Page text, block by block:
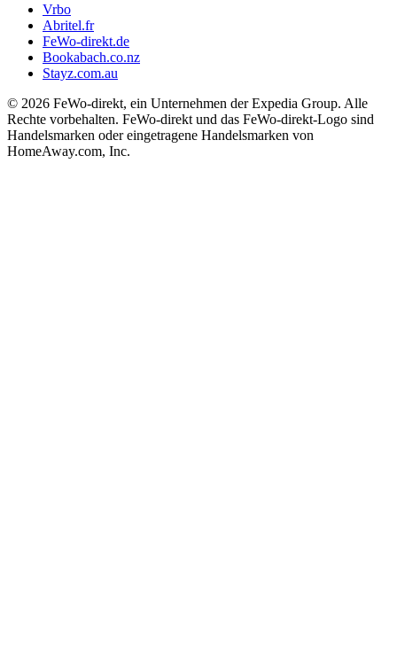
Vrbo
Abritel.fr
FeWo-direkt.de
Bookabach.co.nz
Stayz.com.au
© 2026 FeWo-direkt, ein Unternehmen der Expedia Group. Alle
Rechte vorbehalten. FeWo-direkt und das FeWo-direkt-Logo sind
Handelsmarken oder eingetragene Handelsmarken von
HomeAway.com, Inc.